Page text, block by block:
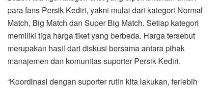
para fans Persik Kediri, yakni mulai dari kategori Normal
Match, Big Match dan Super Big Match. Setiap kategori
memiliki tiga harga tiket yang berbeda. Harga tersebut
merupakan hasil dari diskusi bersama antara pihak
manajemen dan komunitas suporter Persik Kediri.
“Koordinasi dengan suporter rutin kita lakukan, terlebih